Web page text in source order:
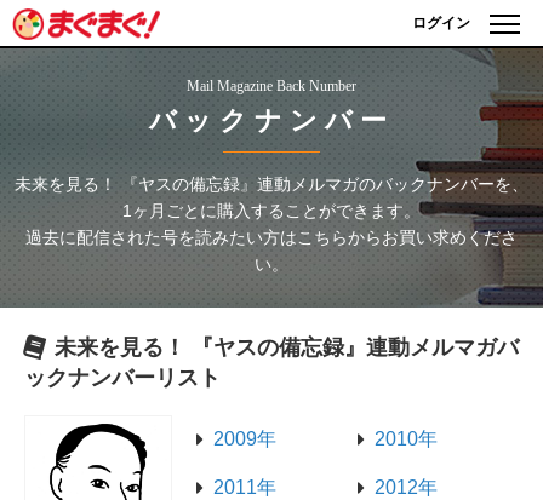
ログイン
Mail Magazine Back Number
バックナンバー
未来を見る！ 『ヤスの備忘録』連動メルマガのバックナンバーを、
1ヶ月ごとに購入することができます。
過去に配信された号を読みたい方はこちらからお買い求めくださ
い。
未来を見る！ 『ヤスの備忘録』連動メルマガバ
ックナンバーリスト
2009年 2010年
2011年 2012年